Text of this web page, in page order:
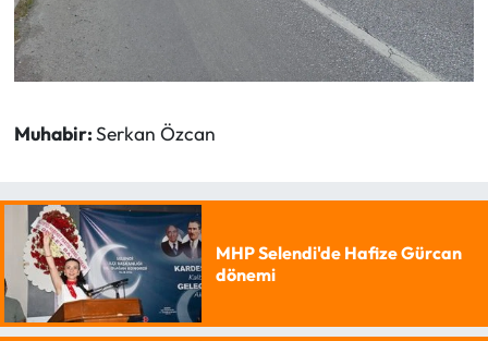
Muhabir:Serkan Özcan
MHP Selendi'de Hafize Gürcan
dönemi